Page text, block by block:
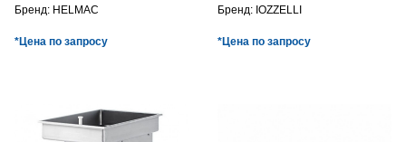
Бренд: HELMAC
*Цена по запросу
Бренд: IOZZELLI
*Цена по запросу